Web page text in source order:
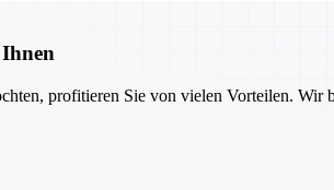
profitieren Sie von vielen Vorteilen.